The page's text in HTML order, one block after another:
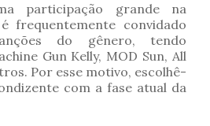
participação grande na
frequentemente convidado
do gênero, tendo
Gun Kelly, MOD Sun, All
Por esse motivo, escolhê-
com a fase atual da